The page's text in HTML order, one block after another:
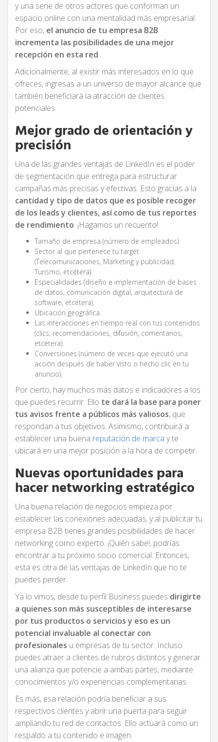
y una serie de otros actores que conforman un
espacio online con una mentalidad más empresarial.
Por eso, el anuncio de tu empresa B2B
incrementa las posibilidades de una mejor
recepción en esta red.
Adicionalmente, al existir más interesados en lo que
ofreces, ingresas a un universo de mayor alcance que
también beneficiará la atracción de clientes
potenciales.
Mejor grado de orientación y
precisión
Una de las grandes ventajas de LinkedIn es el poder
de segmentación que entrega para estructurar
campañas más precisas y efectivas. Esto gracias a la
cantidad y tipo de datos que es posible recoger
de los leads y clientes, así como de tus reportes
de rendimiento. ¡Hagamos un recuento!
Tamaño de empresa (número de empleados).
Sector al que pertenece tu target
(Telecomunicaciones, Marketing y publicidad,
Turismo, etcétera).
Especialidades (diseño e implementación de bases
de datos, comunicación digital, arquitectura de
software, etcétera).
Ubicación geográfica.
Las interacciones en tiempo real con tus contenidos
(clics, recomendaciones, difusión, comentarios,
etcétera).
Conversiones (número de veces que ejecutó una
acción después de haber visto o hecho clic en tu
anuncio).
Por cierto, hay muchos más datos e indicadores a los
que puedes recurrir. Ello te dará la base para poner
tus avisos frente a públicos más valiosos, que
respondan a tus objetivos. Asimismo, contribuirá a
establecer una buena reputación de marca y te
ubicará en una mejor posición a la hora de competir.
Nuevas oportunidades para
hacer networking estratégico
Una buena relación de negocios empieza por
establecer las conexiones adecuadas, y al publicitar tu
empresa B2B tienes grandes posibilidades de hacer
networking como experto. ¡Quién sabe!, podrías
encontrar a tu próximo socio comercial. Entonces,
esta es otra de las ventajas de LinkedIn que no te
puedes perder.
Ya lo vimos, desde tu perfil Business puedes dirigirte
a quienes son más susceptibles de interesarse
por tus productos o servicios y eso es un
potencial invaluable al conectar con
profesionales u empresas de tu sector. Incluso
puedes atraer a clientes de rubros distintos y generar
una alianza que potencie a ambas partes, mediante
conocimientos y/o experiencias complementarias.
Es más, esa relación podría beneficiar a sus
respectivos clientes y abrir una puerta para seguir
ampliando tu red de contactos. Ello actuará como un
respaldo a tu contenido e imagen.